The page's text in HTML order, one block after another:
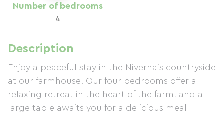
Number of bedrooms
4
Description
Enjoy a peaceful stay in the Nivernais countryside
at our farmhouse. Our four bedrooms offer a
relaxing retreat in the heart of the farm, and a
large table awaits you for a delicious meal